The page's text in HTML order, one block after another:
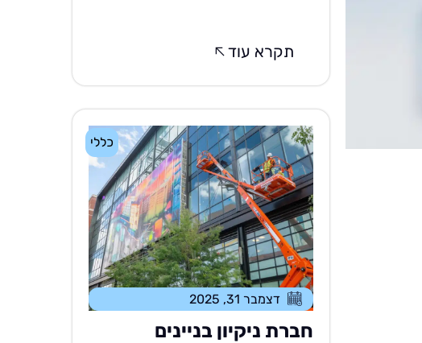
תקרא עוד
כללי
דצמבר 31, 2025
חברת ניקיון בניינים